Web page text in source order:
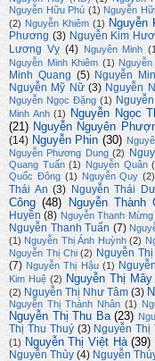
Nguyễn Hữu Phú (1) Nguyễn
(2) Nguyễn Khiêm (1) Nguyễn
Phương (3) Nguyễn Kim
Lương Vỵ (4) Nguyên Minh
Nguyễn Minh Khiêm (1)
Minh Quang (5) Nguyễn
Nguyễn Mỹ Nữ (3) Nguyễn
Nguyễn Ngọc Đặng (1)
Minh Anh (1) Nguyễn Ngọc
(21) Nguyễn Nguyên
(14) Nguyễn Phin (30)
Nguyễn Phương Dung (2)
Quang Tuấn (1) Nguyễn Quân
Quốc Đông (1) Nguyễn Quy (2)
Thái An (3) Nguyễn Thái
Công (48) Nguyễn Thành
Huyền (8) Nguyễn Thanh Mừng
Nguyễn Thanh Tuấn (7)
(1) Nguyễn Thị Ánh Huỳnh (2)
Nguyễn Thị Chi (2) Nguyễn
(7) Nguyễn Thị Hậu (1)
Kim Huệ (2) Nguyễn Thị Mây
(2) Nguyễn Thị Như Tâm (3)
Nguyễn Thị Thành Nhân (1)
Nguyễn Thị Thu Ba (23)
Thị Thu Thuý (3) Nguyễn Thị
(1) Nguyễn Thị Việt Hà (39)
Nguyễn Thủy (4) Nguyễn